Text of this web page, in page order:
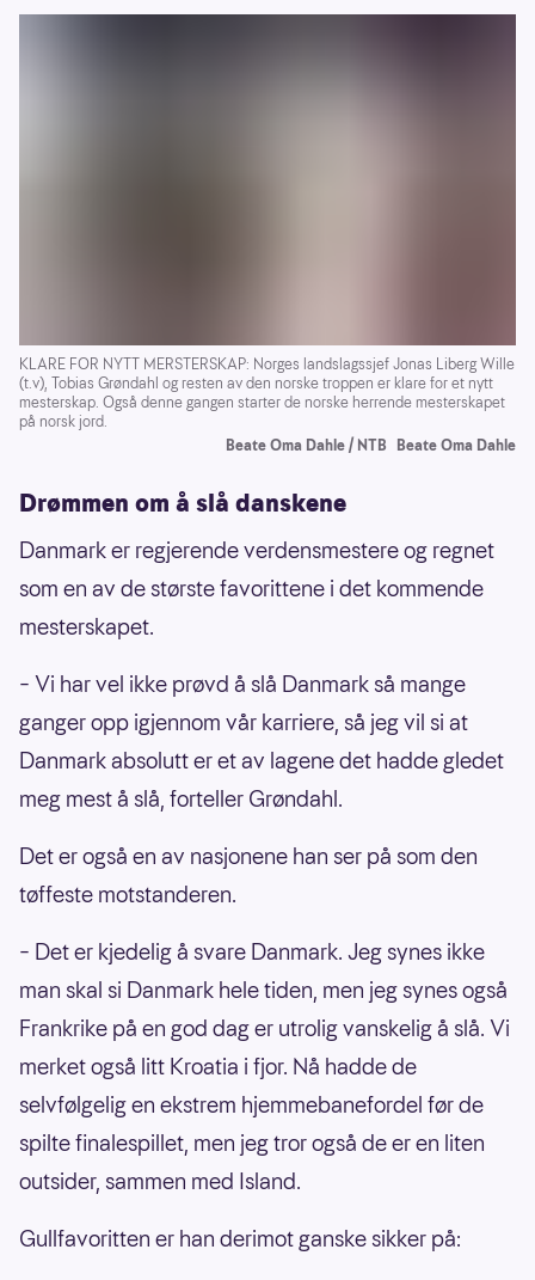
KLARE FOR NYTT MERSTERSKAP: Norges landslagssjef Jonas Liberg Wille
(t.v), Tobias Grøndahl og resten av den norske troppen er klare for et nytt
mesterskap. Også denne gangen starter de norske herrende mesterskapet
på norsk jord.
Beate Oma Dahle / NTB Beate Oma Dahle
Drømmen om å slå danskene
Danmark er regjerende verdensmestere og regnet
som en av de største favorittene i det kommende
mesterskapet.
– Vi har vel ikke prøvd å slå Danmark så mange
ganger opp igjennom vår karriere, så jeg vil si at
Danmark absolutt er et av lagene det hadde gledet
meg mest å slå, forteller Grøndahl.
Det er også en av nasjonene han ser på som den
tøffeste motstanderen.
– Det er kjedelig å svare Danmark. Jeg synes ikke
man skal si Danmark hele tiden, men jeg synes også
Frankrike på en god dag er utrolig vanskelig å slå. Vi
merket også litt Kroatia i fjor. Nå hadde de
selvfølgelig en ekstrem hjemmebanefordel før de
spilte finalespillet, men jeg tror også de er en liten
outsider, sammen med Island.
Gullfavoritten er han derimot ganske sikker på: